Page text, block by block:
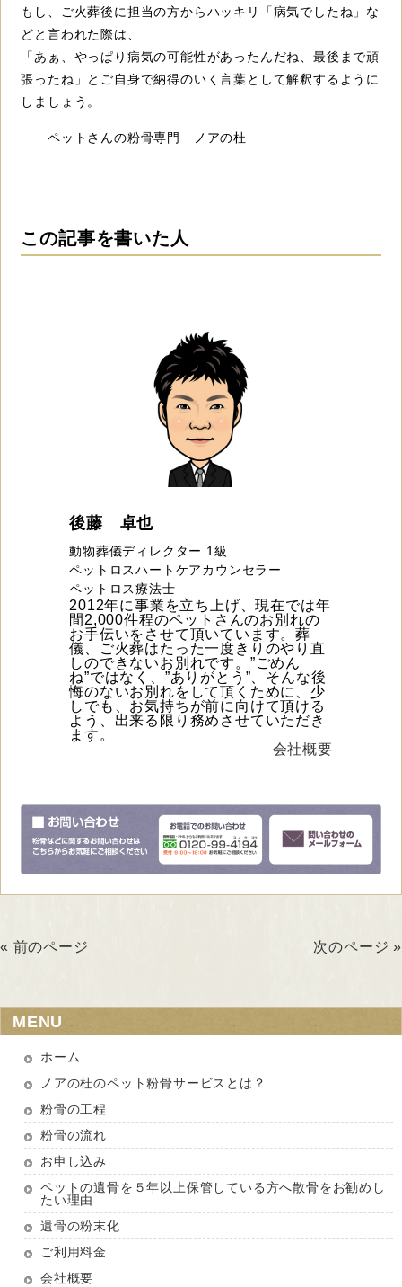
もし、ご火葬後に担当の方からハッキリ「病気でしたね」な
どと言われた際は、
「あぁ、やっぱり病気の可能性があったんだね、最後まで頑
張ったね」とご自身で納得のいく言葉として解釈するように
しましょう。
ペットさんの粉骨専門 ノアの杜
この記事を書いた人
後藤 卓也
動物葬儀ディレクター 1級
ペットロスハートケアカウンセラー
ペットロス療法士
2012年に事業を立ち上げ、現在では年
間2,000件程のペットさんのお別れの
お手伝いをさせて頂いています。葬
儀、ご火葬はたった一度きりのやり直
しのできないお別れです。”ごめん
ね”ではなく、”ありがとう”、そんな後
悔のないお別れをして頂くために、少
しでも、お気持ちが前に向けて頂ける
よう、出来る限り務めさせていただき
ます。
会社概要
« 前のページ 次のページ »
MENU
ホーム
ノアの杜のペット粉骨サービスとは？
粉骨の工程
粉骨の流れ
お申し込み
ペットの遺骨を５年以上保管している方へ散骨をお勧めし
たい理由
遺骨の粉末化
ご利用料金
会社概要